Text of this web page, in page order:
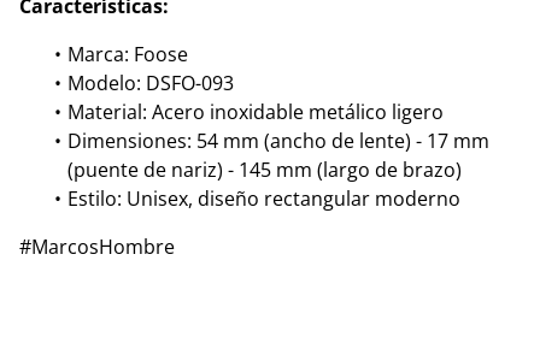
Características:
Marca: Foose
Modelo: DSFO-093
Material: Acero inoxidable metálico ligero
Dimensiones: 54 mm (ancho de lente) - 17 mm
(puente de nariz) - 145 mm (largo de brazo)
Estilo: Unisex, diseño rectangular moderno
#MarcosHombre